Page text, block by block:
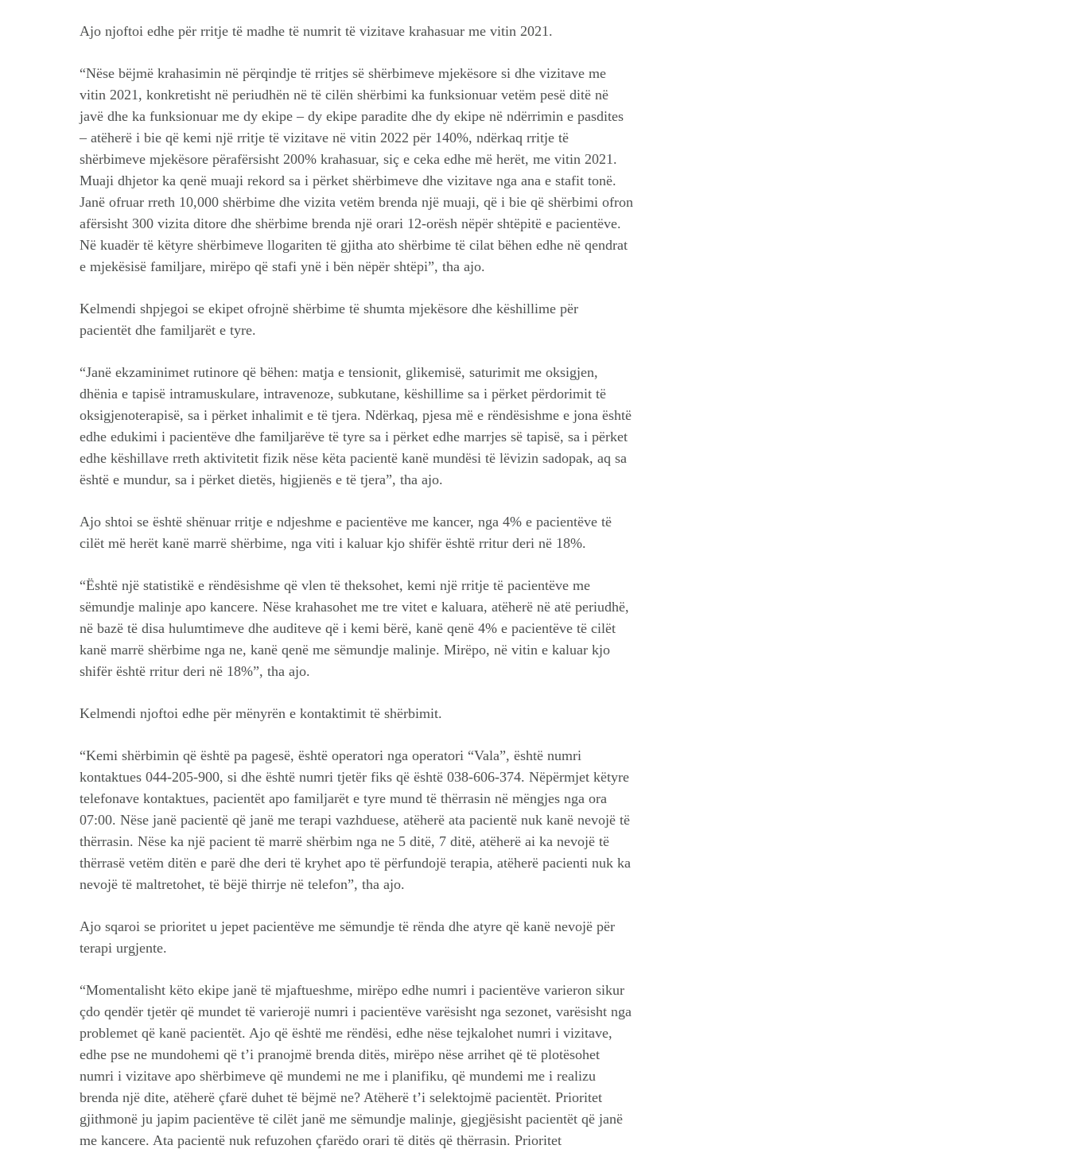
Ajo njoftoi edhe për rritje të madhe të numrit të vizitave krahasuar me vitin 2021.
“Nëse bëjmë krahasimin në përqindje të rritjes së shërbimeve mjekësore si dhe vizitave me
vitin 2021, konkretisht në periudhën në të cilën shërbimi ka funksionuar vetëm pesë ditë në
javë dhe ka funksionuar me dy ekipe – dy ekipe paradite dhe dy ekipe në ndërrimin e pasdites
– atëherë i bie që kemi një rritje të vizitave në vitin 2022 për 140%, ndërkaq rritje të
shërbimeve mjekësore përafërsisht 200% krahasuar, siç e ceka edhe më herët, me vitin 2021.
Muaji dhjetor ka qenë muaji rekord sa i përket shërbimeve dhe vizitave nga ana e stafit tonë.
Janë ofruar rreth 10,000 shërbime dhe vizita vetëm brenda një muaji, që i bie që shërbimi ofron
afërsisht 300 vizita ditore dhe shërbime brenda një orari 12-orësh nëpër shtëpitë e pacientëve.
Në kuadër të këtyre shërbimeve llogariten të gjitha ato shërbime të cilat bëhen edhe në qendrat
e mjekësisë familjare, mirëpo që stafi ynë i bën nëpër shtëpi”, tha ajo.
Kelmendi shpjegoi se ekipet ofrojnë shërbime të shumta mjekësore dhe këshillime për
pacientët dhe familjarët e tyre.
“Janë ekzaminimet rutinore që bëhen: matja e tensionit, glikemisë, saturimit me oksigjen,
dhënia e tapisë intramuskulare, intravenoze, subkutane, këshillime sa i përket përdorimit të
oksigjenoterapisë, sa i përket inhalimit e të tjera. Ndërkaq, pjesa më e rëndësishme e jona është
edhe edukimi i pacientëve dhe familjarëve të tyre sa i përket edhe marrjes së tapisë, sa i përket
edhe këshillave rreth aktivitetit fizik nëse këta pacientë kanë mundësi të lëvizin sadopak, aq sa
është e mundur, sa i përket dietës, higjienës e të tjera”, tha ajo.
Ajo shtoi se është shënuar rritje e ndjeshme e pacientëve me kancer, nga 4% e pacientëve të
cilët më herët kanë marrë shërbime, nga viti i kaluar kjo shifër është rritur deri në 18%.
“Është një statistikë e rëndësishme që vlen të theksohet, kemi një rritje të pacientëve me
sëmundje malinje apo kancere. Nëse krahasohet me tre vitet e kaluara, atëherë në atë periudhë,
në bazë të disa hulumtimeve dhe auditeve që i kemi bërë, kanë qenë 4% e pacientëve të cilët
kanë marrë shërbime nga ne, kanë qenë me sëmundje malinje. Mirëpo, në vitin e kaluar kjo
shifër është rritur deri në 18%”, tha ajo.
Kelmendi njoftoi edhe për mënyrën e kontaktimit të shërbimit.
“Kemi shërbimin që është pa pagesë, është operatori nga operatori “Vala”, është numri
kontaktues 044-205-900, si dhe është numri tjetër fiks që është 038-606-374. Nëpërmjet këtyre
telefonave kontaktues, pacientët apo familjarët e tyre mund të thërrasin në mëngjes nga ora
07:00. Nëse janë pacientë që janë me terapi vazhduese, atëherë ata pacientë nuk kanë nevojë të
thërrasin. Nëse ka një pacient të marrë shërbim nga ne 5 ditë, 7 ditë, atëherë ai ka nevojë të
thërrasë vetëm ditën e parë dhe deri të kryhet apo të përfundojë terapia, atëherë pacienti nuk ka
nevojë të maltretohet, të bëjë thirrje në telefon”, tha ajo.
Ajo sqaroi se prioritet u jepet pacientëve me sëmundje të rënda dhe atyre që kanë nevojë për
terapi urgjente.
“Momentalisht këto ekipe janë të mjaftueshme, mirëpo edhe numri i pacientëve varieron sikur
çdo qendër tjetër që mundet të varierojë numri i pacientëve varësisht nga sezonet, varësisht nga
problemet që kanë pacientët. Ajo që është me rëndësi, edhe nëse tejkalohet numri i vizitave,
edhe pse ne mundohemi që t’i pranojmë brenda ditës, mirëpo nëse arrihet që të plotësohet
numri i vizitave apo shërbimeve që mundemi ne me i planifiku, që mundemi me i realizu
brenda një dite, atëherë çfarë duhet të bëjmë ne? Atëherë t’i selektojmë pacientët. Prioritet
gjithmonë ju japim pacientëve të cilët janë me sëmundje malinje, gjegjësisht pacientët që janë
me kancere. Ata pacientë nuk refuzohen çfarëdo orari të ditës që thërrasin. Prioritet